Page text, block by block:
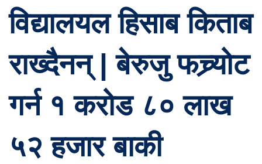
विद्यालयल हिसाब किताब
राख्दैनन् | बेरुजु फच्र्योट
गर्न १ करोड ८० लाख
५२ हजार बाकी